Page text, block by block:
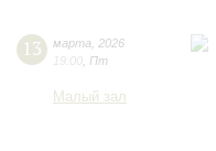
13 марта
2026
19:00 Пт
Малый зал